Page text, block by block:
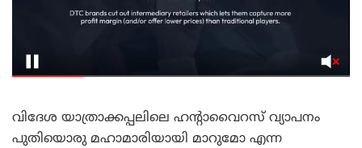
വിദേശ യാത്രാക്കപ്പലിലെ ഹന്റാവൈറസ് വ്യാപനം
പുതിയൊരു മഹാമാരിയായി മാറുമോ എന്ന